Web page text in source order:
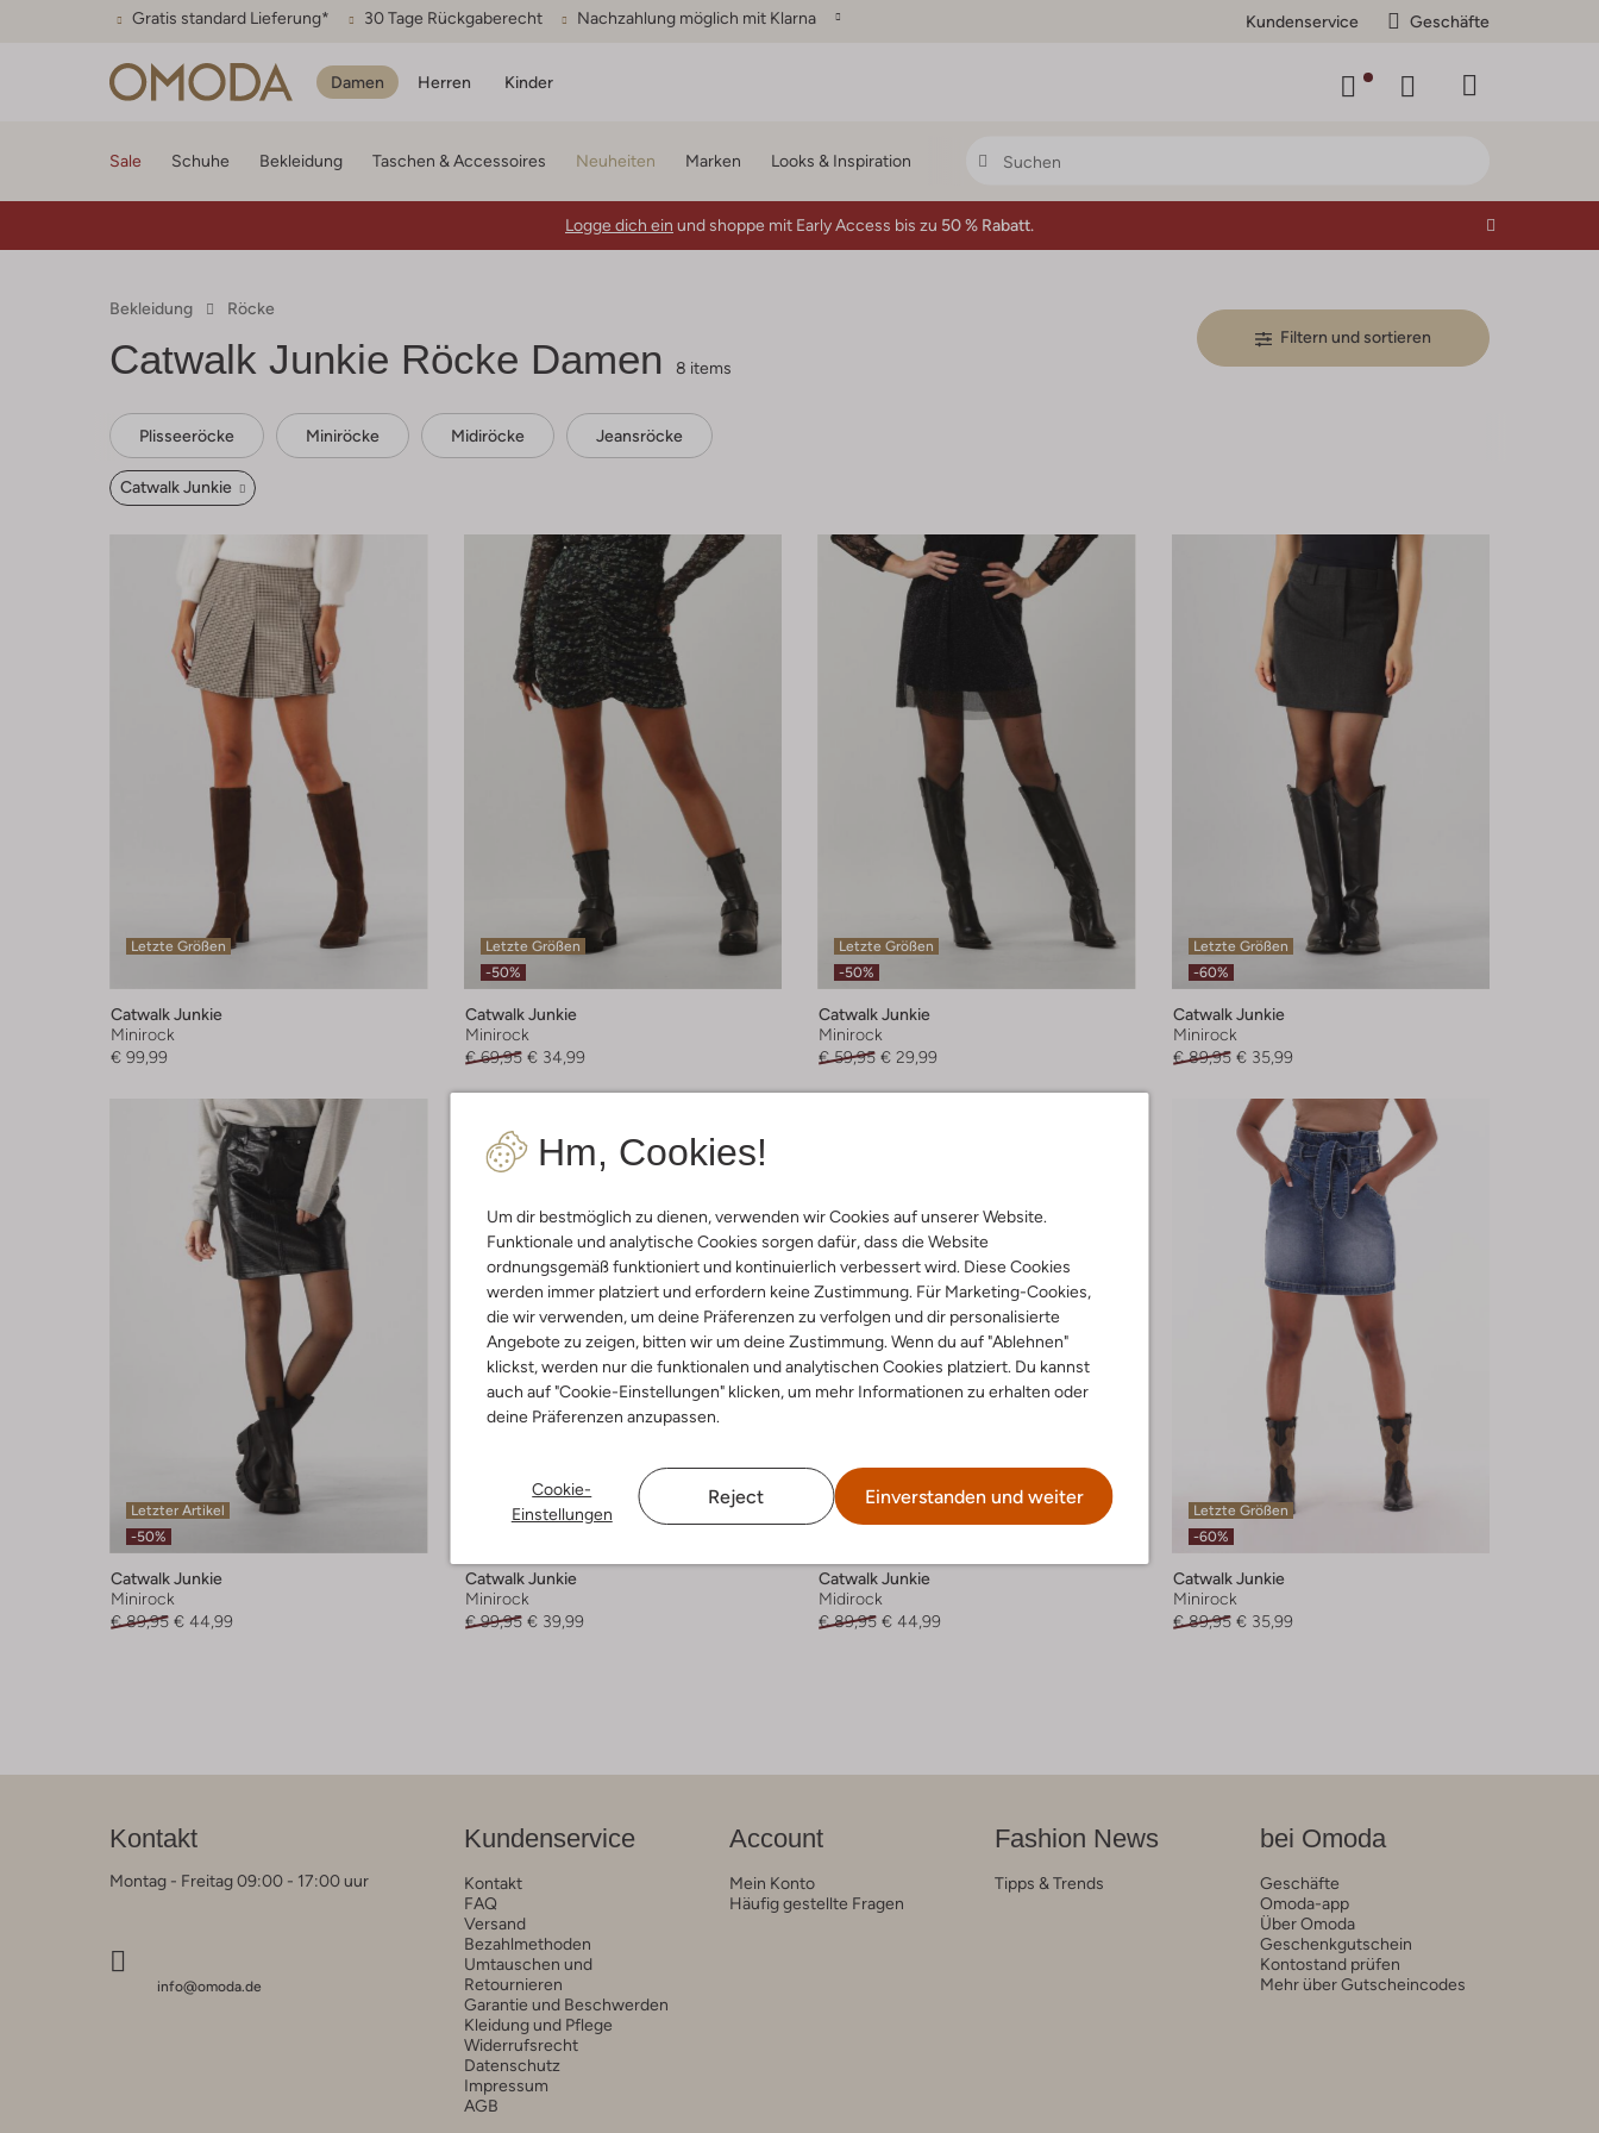
Gratis standard Lieferung* 30 Tage Rückgaberecht Nachzahlung möglich mit Klarna Kundenservice Geschäfte
Damen Herren Kinder
Hm, Cookies!
Um dir bestmöglich zu dienen, verwenden wir Cookies auf unserer Website.
Funktionale und analytische Cookies sorgen dafür, dass die Website
ordnungsgemäß funktioniert und kontinuierlich verbessert wird. Diese Cookies
werden immer platziert und erfordern keine Zustimmung. Für Marketing-Cookies,
die wir verwenden, um deine Präferenzen zu verfolgen und dir personalisierte
Angebote zu zeigen, bitten wir um deine Zustimmung. Wenn du auf "Ablehnen"
klickst, werden nur die funktionalen und analytischen Cookies platziert. Du kannst
auch auf "Cookie-Einstellungen" klicken, um mehr Informationen zu erhalten oder
deine Präferenzen anzupassen.
Cookie-
Einstellungen
Reject Einverstanden und weiter
Sale Schuhe Bekleidung Taschen & Accessoires Neuheiten Marken Looks & Inspiration
Logge dich ein und shoppe mit Early Access bis zu 50 % Rabatt.
Bekleidung Röcke
Catwalk Junkie Röcke Damen 8 items
Filtern und sortieren
Plisseeröcke Miniröcke Midiröcke Jeansröcke
Catwalk Junkie
Letzte Größen
Catwalk Junkie
Minirock
€ 99,99
Letzte Größen
-50%
Catwalk Junkie
Minirock
€ 69,95 € 34,99
Letzte Größen
-50%
Catwalk Junkie
Minirock
€ 59,95 € 29,99
Letzte Größen
-60%
Catwalk Junkie
Minirock
€ 89,95 € 35,99
Letzter Artikel
-50%
Catwalk Junkie
Minirock
€ 89,95 € 44,99
Letzter Artikel
Catwalk Junkie
Minirock
€ 99,95 € 39,99
Letzte Größen
Catwalk Junkie
Midirock
€ 89,95 € 44,99
Letzte Größen
-60%
Catwalk Junkie
Minirock
€ 89,95 € 35,99
Kontakt
Montag - Freitag 09:00 - 17:00 uur
info@omoda.de
Kundenservice
Kontakt
FAQ
Versand
Bezahlmethoden
Umtauschen und
Retournieren
Garantie und Beschwerden
Kleidung und Pflege
Widerrufsrecht
Datenschutz
Impressum
AGB
Account
Mein Konto
Häufig gestellte Fragen
Fashion News
Tipps & Trends
bei Omoda
Geschäfte
Omoda-app
Über Omoda
Geschenkgutschein
Kontostand prüfen
Mehr über Gutscheincodes